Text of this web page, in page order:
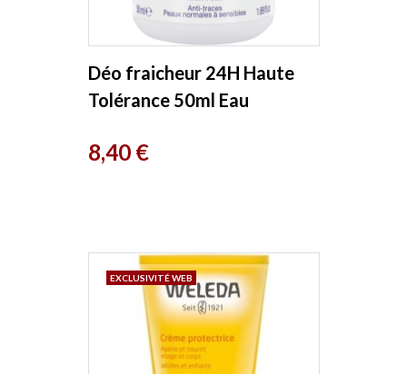
Déo fraicheur 24H Haute
Tolérance 50ml Eau
Prix
8,40 €
EXCLUSIVITÉ WEB